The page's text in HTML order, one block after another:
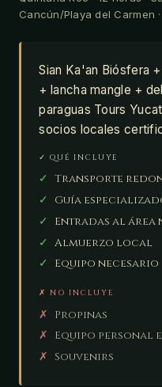
Cancún/Playa del Carmen
Sian Ka'an Biósfera
+ lancha mangle +
paraguas Tours
socios locales
✓ QUÉ INCLUYE
✓
Transporte
✓
Guía
✓
Entradas al área
✓
Almuerzo local
✓
Equipo necesario
✗ NO INCLUYE
✗
Propinas
✗
Equipo personal
✗ Souvenirs